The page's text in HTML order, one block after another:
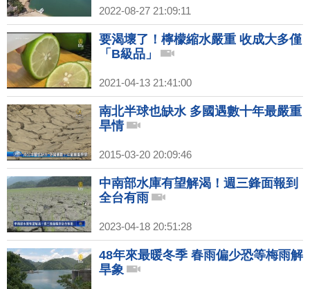
2022-08-27 21:09:11
要渴壞了！檸檬縮水嚴重 收成大多僅
「B級品」
2021-04-13 21:41:00
南北半球也缺水 多國遇數十年最嚴重
旱情
2015-03-20 20:09:46
中南部水庫有望解渴！週三鋒面報到
全台有雨
2023-04-18 20:51:28
48年來最暖冬季 春雨偏少恐等梅雨解
旱象